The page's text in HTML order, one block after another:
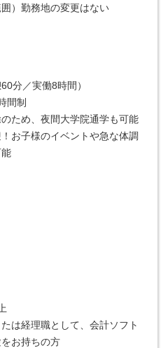
）勤務地の変更はない
分／実働8時間）
間制
ため、夜間大学院通学も可能
お子様のイベントや急な体調
は経理職として、会計ソフト
お持ちの方